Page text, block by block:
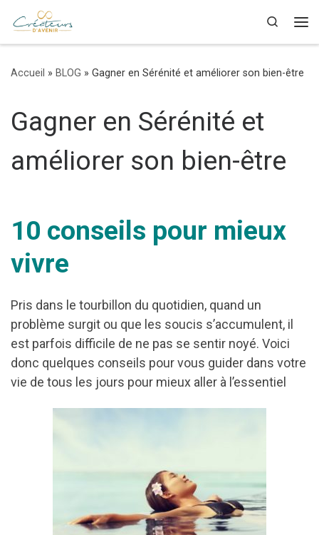
Skip to content
Search
Accueil » BLOG » Gagner en Sérénité et améliorer son bien-être
Gagner en Sérénité et
améliorer son bien-être
10 conseils pour mieux
vivre
Pris dans le tourbillon du quotidien, quand un
problème surgit ou que les soucis s’accumulent, il
est parfois difficile de ne pas se sentir noyé. Voici
donc quelques conseils pour vous guider dans votre
vie de tous les jours pour mieux aller à l’essentiel